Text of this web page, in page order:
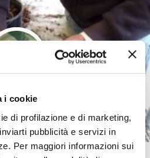
i cookie
di profilazione e di marketing,
pubblicità e servizi in
Per maggiori informazioni sui
CON LA NATURA
LA FIERA